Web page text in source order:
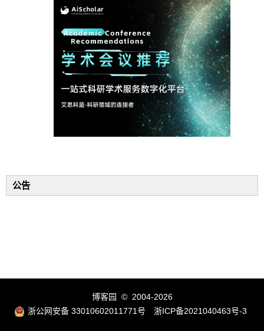
公告
博客园
© 2004-2026
浙公网安备 33010602011771号
浙ICP备2021040463号-3